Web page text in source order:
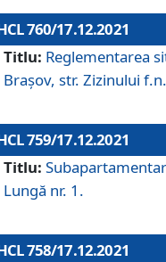
760/17.12.2021
Titlu: Reglementarea
Brașov, str. Zizinului f.n.
759/17.12.2021
Titlu:
Lungă nr. 1.
758/17.12.2021